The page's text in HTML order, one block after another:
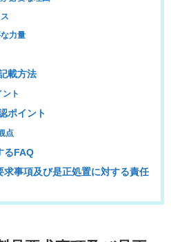
力量
載方法
ント
ポイント
点
るFAQ
事項及び是正処置に対する責任